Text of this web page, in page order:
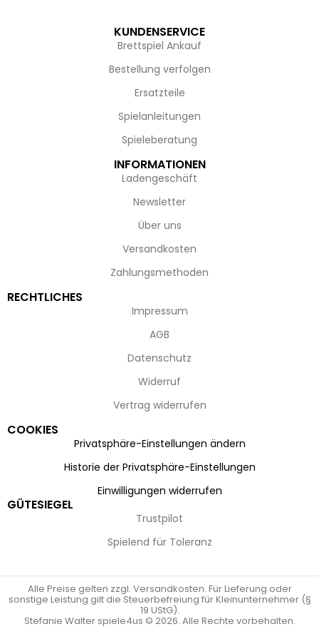
KUNDENSERVICE
Brettspiel Ankauf
Bestellung verfolgen
Ersatzteile
Spielanleitungen
Spieleberatung
INFORMATIONEN
Ladengeschäft
Newsletter
Über uns
Versandkosten
Zahlungsmethoden
RECHTLICHES
Impressum
AGB
Datenschutz
Widerruf
Vertrag widerrufen
COOKIES
Privatsphäre-Einstellungen ändern
Historie der Privatsphäre-Einstellungen
Einwilligungen widerrufen
GÜTESIEGEL
Trustpilot
Spielend für Toleranz
Alle Preise gelten zzgl. Versandkosten. Für Lieferung oder
sonstige Leistung gilt die Steuerbefreiung für Kleinunternehmer (§
19 UStG).
Stefanie Walter spiele4us © 2026. Alle Rechte vorbehalten.